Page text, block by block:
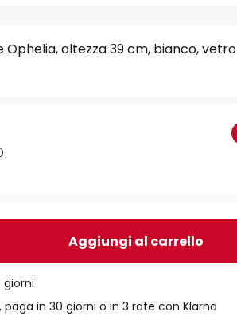
Ophelia, altezza 39 cm, bianco, vetro
Aggiungi al carrello
giorni
paga in 30 giorni o in 3 rate con Klarna